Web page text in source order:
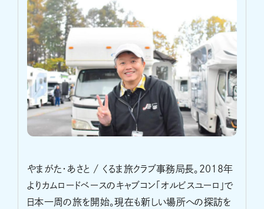
やまがた・あさと / くるま旅クラブ事務局長。2018年
よりカムロードベースのキャブコン「オルビスユーロ」で
日本一周の旅を開始。現在も新しい場所への探訪を